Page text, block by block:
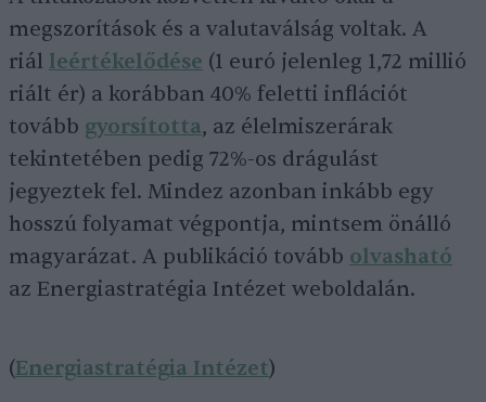
megszorítások és a valutaválság voltak. A
riál leértékelődése (1 euró jelenleg 1,72 millió
riált ér) a korábban 40% feletti inflációt
tovább gyorsította, az élelmiszerárak
tekintetében pedig 72%-os drágulást
jegyeztek fel. Mindez azonban inkább egy
hosszú folyamat végpontja, mintsem önálló
magyarázat. A publikáció tovább olvasható
az Energiastratégia Intézet weboldalán.
(Energiastratégia Intézet)